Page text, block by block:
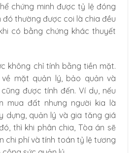
chứng minh được tỷ lệ đóng
đó thường được coi là chia đều
có bằng chứng khác thuyết
không chỉ tính bằng tiền mặt.
mặt quản lý, bảo quản và
được tính đến. Ví dụ, nếu
mua đất nhưng người kia là
dựng, quản lý và gia tăng giá
thì khi phân chia, Tòa án sẽ
chi phí và tính toán tỷ lệ tương